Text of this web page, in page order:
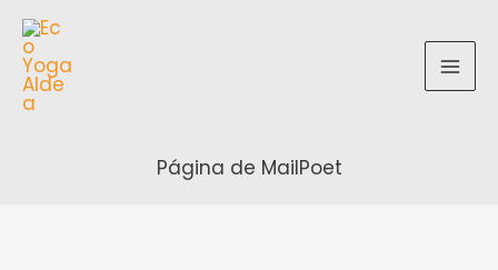
contenido
Página de MailPoet